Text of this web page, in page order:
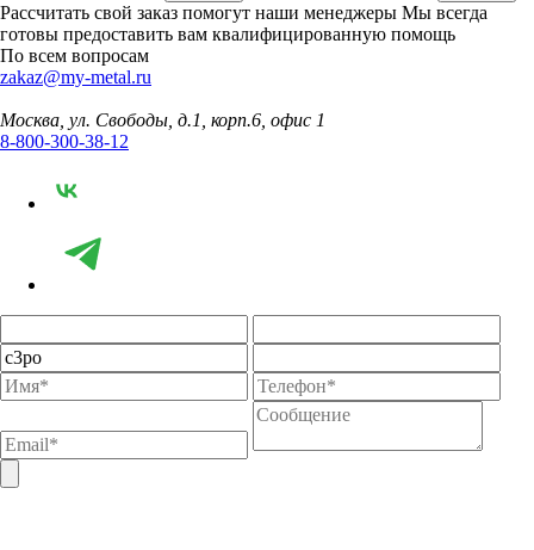
Рассчитать свой заказ помогут наши менеджеры Мы всегда
готовы предоставить вам квалифицированную помощь
По всем вопросам
zakaz@my-metal.ru
Москва, ул. Свободы, д.1, корп.6, офис 1
8-800-300-38-12